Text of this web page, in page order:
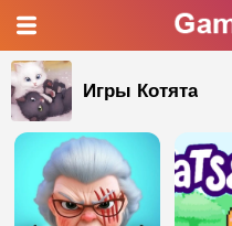
Игры Котята